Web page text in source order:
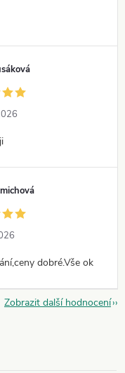
dobré.Vše ok
Zobrazit další hodnocení